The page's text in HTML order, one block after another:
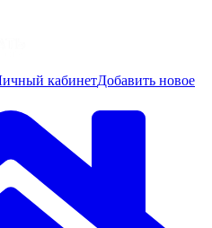
кабинетДобавить новое